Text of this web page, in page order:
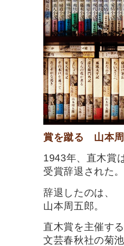
賞を蹴る 山本
1943年、直木賞
受賞辞退された
辞退したのは、
山本周五郎。
直木賞を主催す
文芸春秋社の菊